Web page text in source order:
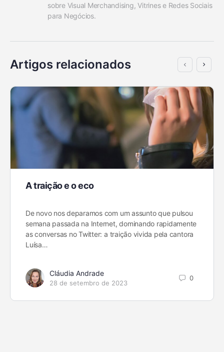
sobre Visual Merchandising, Vitrines e Redes Sociais
para Negócios.
Artigos relacionados
A traição e o eco
De novo nos deparamos com um assunto que pulsou
semana passada na Internet, dominando rapidamente
as conversas no Twitter: a traição vivida pela cantora
Luísa…
Cláudia Andrade
28 de setembro de 2023
0